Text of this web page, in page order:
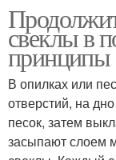
свеклы в
принципы
В опилках или
отверстий, на
песок, затем
засыпают слоем